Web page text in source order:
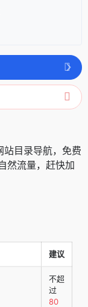
站目录导航，免费
然流量，赶快加
建议
不超
过
80